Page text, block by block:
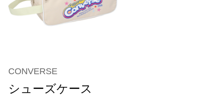
CONVERSE
シューズケース